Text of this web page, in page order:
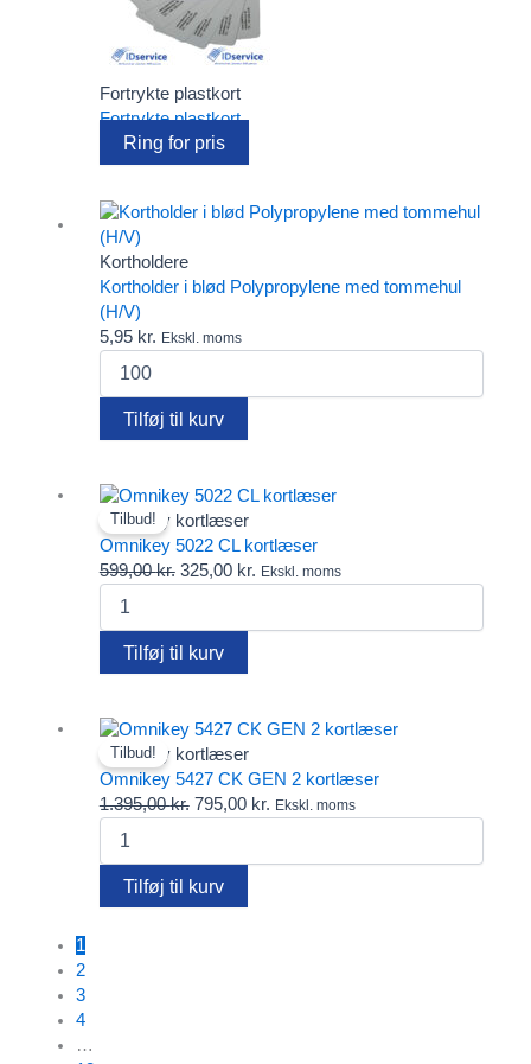
Fortrykte plastkort
Fortrykte plastkort
Ring for pris
Kortholdere
Kortholder i blød Polypropylene med tommehul
(H/V)
5,95 kr. Ekskl. moms
blød
Polypropylene
(H/V)
antal
Tilføj til kurv
Tilbud!
Omnikey kortlæser
Omnikey 5022 CL kortlæser
599,00kr. Den
var:
325,00 kr. Den
Ekskl. moms
5022
kortlæser
Tilføj til kurv
Tilbud!
Omnikey kortlæser
Omnikey 5427 CK GEN 2 kortlæser
1.395,00kr. Den
795,00 kr. Den
Ekskl. moms
5427
GEN
Tilføj til kurv
1
2
3
4
…